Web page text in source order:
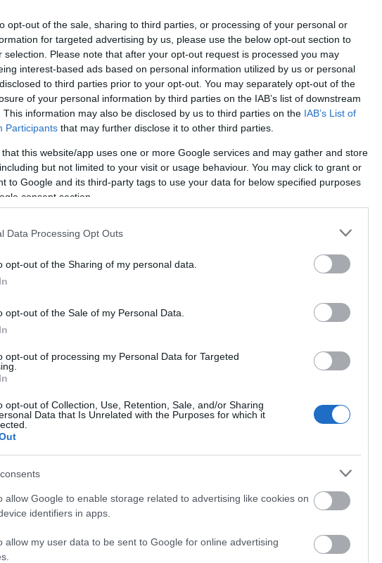
opt-out of the sale, sharing to third parties, or processing of your personal or
for targeted advertising by us, please use the below opt-out section to
selection. Please note that after your opt-out request is processed you may
interest-based ads based on personal information utilized by us or personal
to third parties prior to your opt-out. You may separately opt-out of the
of your personal information by third parties on the IAB’s list of downstream
This information may also be disclosed by us to third parties on the IAB’s List of
Participants that may further disclose it to other third parties.
that this website/app uses one or more Google services and may gather and store
but not limited to your visit or usage behaviour. You may click to grant or
to Google and its third-party tags to use your data for below specified purposes
consent section.
Data Processing Opt Outs
opt-out of the Sharing of my personal data.
opt-out of the Sale of my Personal Data.
opt-out of processing my Personal Data for Targeted
opt-out of Collection, Use, Retention, Sale, and/or Sharing
Data that Is Unrelated with the Purposes for which it
allow Google to enable storage related to advertising like cookies on
identifiers in apps.
allow my user data to be sent to Google for online advertising
PARABENS & SILICONE FREE
Επίσημη σελίδα κατασκευαστή IMEL: https://www.imel.gr
ΠΡΟΔΙΑΓΡΑΦΈΣ ΠΡΟΪΌΝΤΩΝ
Προσώπου χωρίς Χρώμα
ΤΟ BODYFACE ΣΟΥ ΠΡΟΤΕΙΝΕΙ